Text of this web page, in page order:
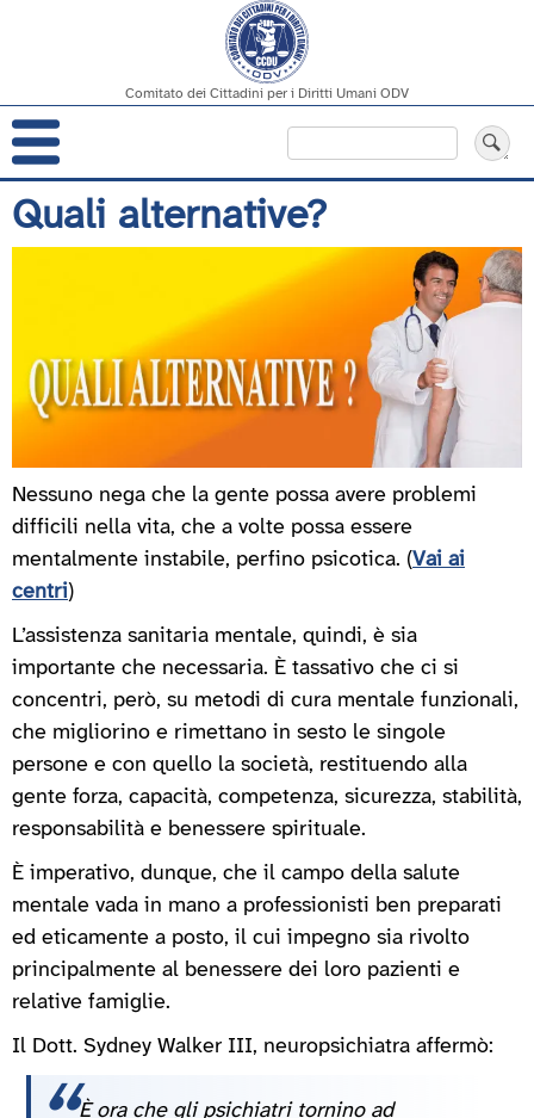
Salta
al
Comitato dei Cittadini per i Diritti Umani ODV
Navigazione
principale
Quali alternative?
Nessuno nega che la gente possa avere problemi
difficili nella vita, che a volte possa essere
mentalmente instabile, perfino psicotica. (Vai ai
centri)
L’assistenza sanitaria mentale, quindi, è sia
importante che necessaria. È tassativo che ci si
concentri, però, su metodi di cura mentale funzionali,
che migliorino e rimettano in sesto le singole
persone e con quello la società, restituendo alla
gente forza, capacità, competenza, sicurezza, stabilità,
responsabilità e benessere spirituale.
È imperativo, dunque, che il campo della salute
mentale vada in mano a professionisti ben preparati
ed eticamente a posto, il cui impegno sia rivolto
principalmente al benessere dei loro pazienti e
relative famiglie.
Il Dott. Sydney Walker III, neuropsichiatra affermò:
È ora che gli psichiatri tornino ad